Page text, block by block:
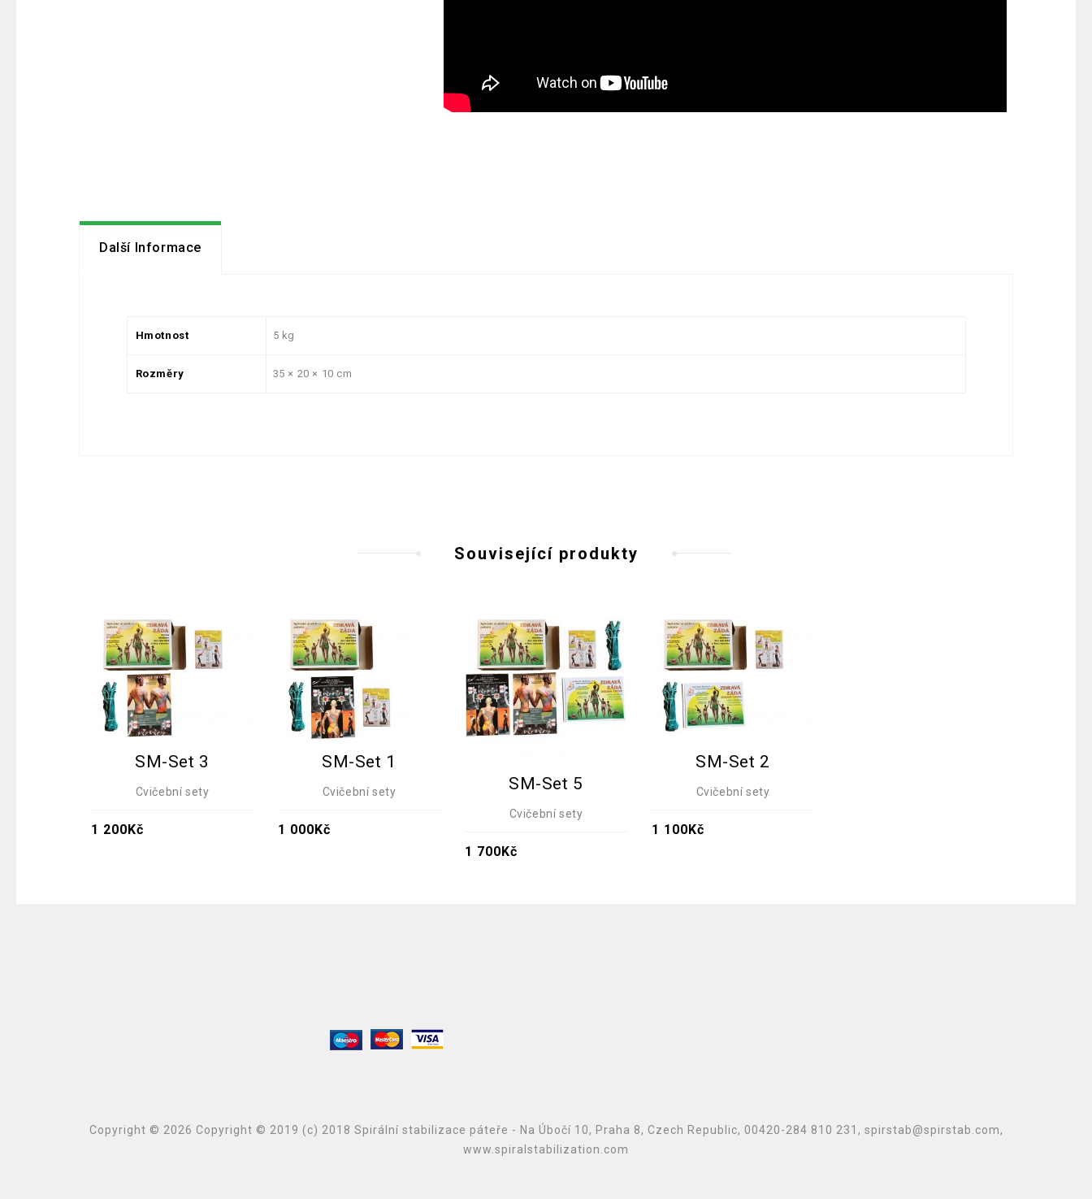
Další Informace
Hmotnost 5 kg
Rozměry 35 × 20 × 10 cm
Související produkty
SM-Set 3
Cvičební sety
1 200Kč
SM-Set 1
Cvičební sety
1 000Kč
SM-Set 5
Cvičební sety
1 700Kč
SM-Set 2
Cvičební sety
1 100Kč
Copyright © 2026 Copyright © 2019 (c) 2018 Spirální stabilizace páteře - Na Úbočí 10, Praha 8, Czech Republic, 00420-284 810 231, spirstab@spirstab.com,
www.spiralstabilization.com